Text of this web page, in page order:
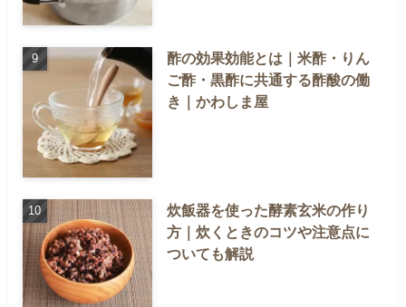
酢の効果効能とは｜米酢・りん
ご酢・黒酢に共通する酢酸の働
き｜かわしま屋
炊飯器を使った酵素玄米の作り
方｜炊くときのコツや注意点に
ついても解説